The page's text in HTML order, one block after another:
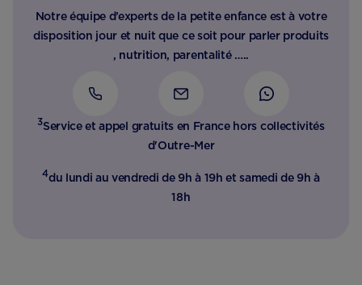
Notre équipe d’experts de la petite enfance est à votre
disposition jour et nuit que ce soit pour parler produits
, nutrition, parentalité …..
3Service et appel gratuits en France hors collectivités
d'Outre-Mer​
4du lundi au vendredi de 9h à 19h et samedi de 9h à
18h